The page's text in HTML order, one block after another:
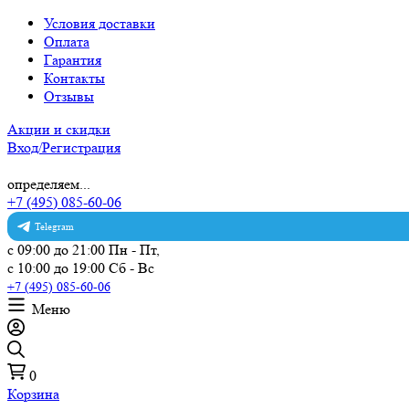
Условия доставки
Оплата
Гарантия
Контакты
Отзывы
Акции и скидки
Вход/Регистрация
определяем...
+7 (495) 085-60-06
Telegram
с 09:00 до 21:00 Пн - Пт,
с 10:00 до 19:00 Сб - Вс
+7 (495) 085-60-06
Меню
0
Корзина